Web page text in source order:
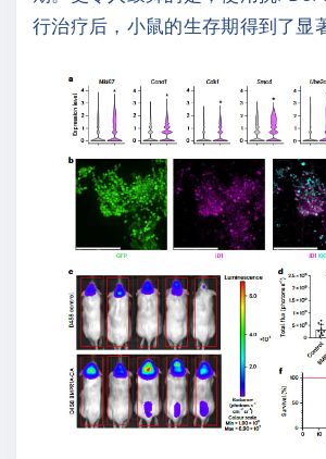
行治疗后，小鼠的生存期得到了显